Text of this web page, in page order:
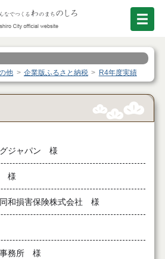
他 企業版ふるさと納税 R4年度実績
ジャパン 様
様
和損害保険株式会社 様
事務所 様